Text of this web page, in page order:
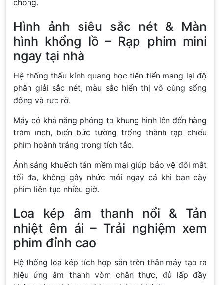
chóng.
Hình ảnh siêu sắc nét & Màn
hình khổng lồ – Rạp phim mini
ngay tại nhà
Hệ thống thấu kính quang học tiên tiến mang lại độ
phân giải sắc nét, màu sắc hiển thị vô cùng sống
động và rực rỡ.
Máy có khả năng phóng to khung hình lên đến hàng
trăm inch, biến bức tường trống thành rạp chiếu
phim hoành tráng trong tích tắc.
Ánh sáng khuếch tán mềm mại giúp bảo vệ đôi mắt
tối đa, không gây nhức mỏi ngay cả khi bạn cày
phim liên tục nhiều giờ.
Loa kép âm thanh nổi & Tản
nhiệt êm ái – Trải nghiệm xem
phim đỉnh cao
Hệ thống loa kép tích hợp sẵn trên thân máy tạo ra
hiệu ứng âm thanh vòm chân thực, đủ lấp đầy